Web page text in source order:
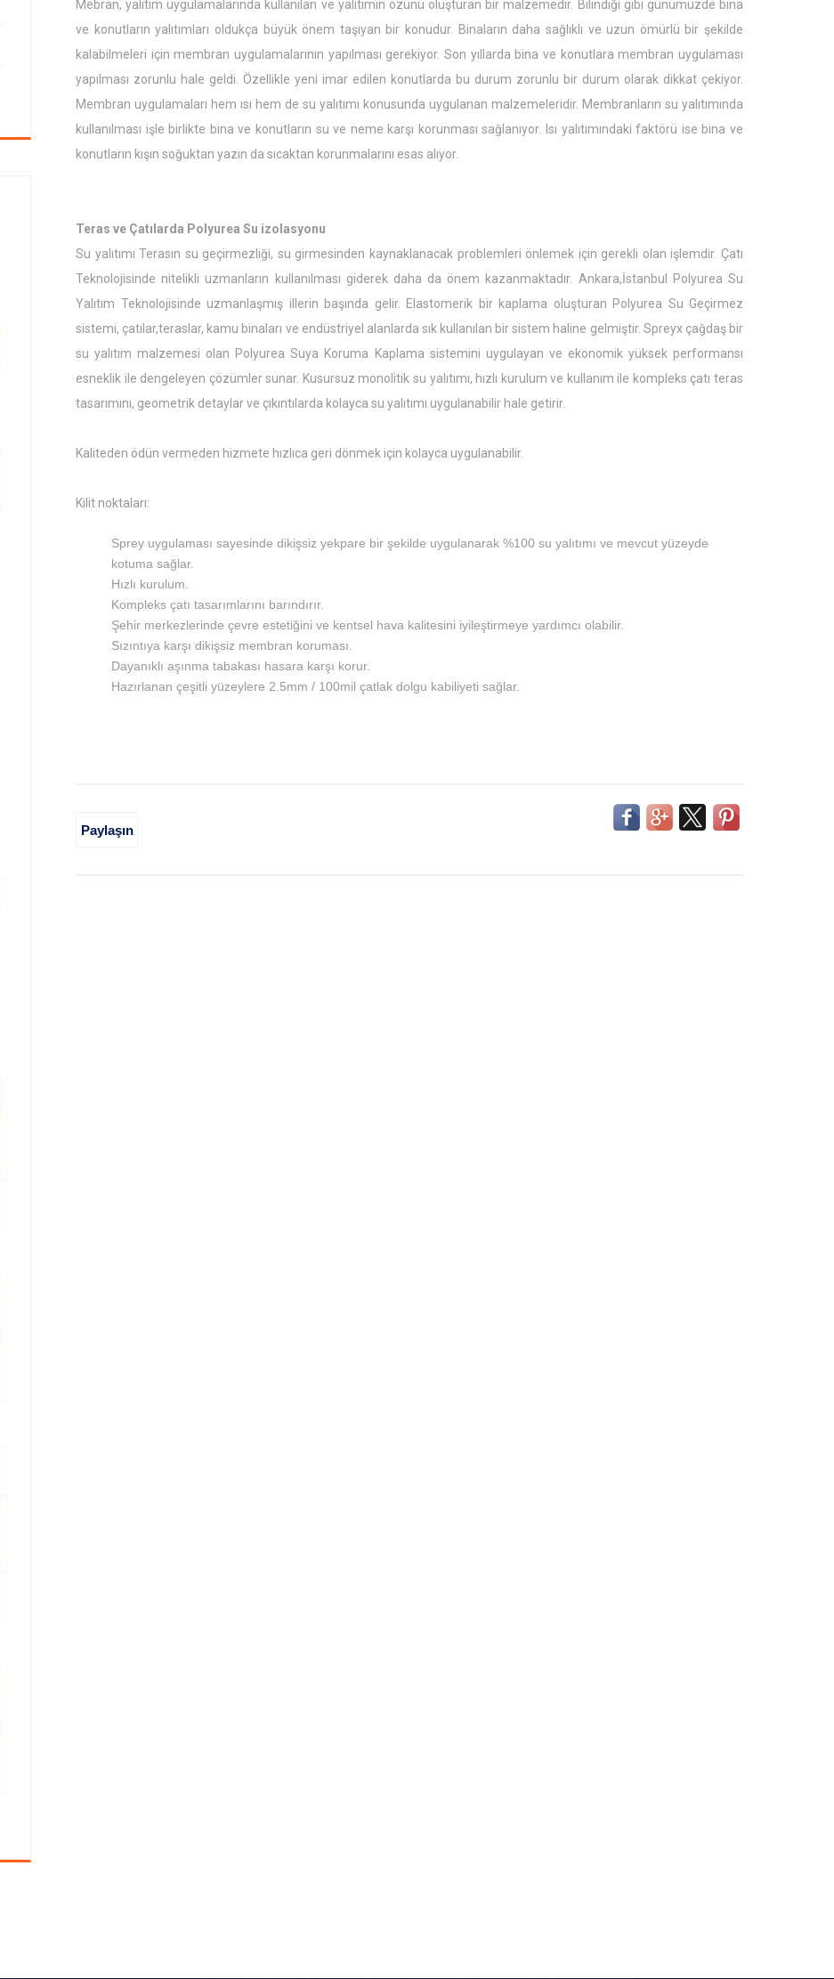
Mebran, yalıtım uygulamalarında kullanılan ve yalıtımın özünü oluşturan bir malzemedir. Bilindiği gibi günümüzde bina
ve konutların yalıtımları oldukça büyük önem taşıyan bir konudur. Binaların daha sağlıklı ve uzun ömürlü bir şekilde
kalabilmeleri için membran uygulamalarının yapılması gerekiyor. Son yıllarda bina ve konutlara membran uygulaması
yapılması zorunlu hale geldi. Özellikle yeni imar edilen konutlarda bu durum zorunlu bir durum olarak dikkat çekiyor.
Membran uygulamaları hem ısı hem de su yalıtımı konusunda uygulanan malzemeleridir. Membranların su yalıtımında
kullanılması işle birlikte bina ve konutların su ve neme karşı korunması sağlanıyor. Isı yalıtımındaki faktörü ise bina ve
konutların kışın soğuktan yazın da sıcaktan korunmalarını esas alıyor.
Teras ve Çatılarda Polyurea Su izolasyonu
Su yalıtımı Terasın su geçirmezliği, su girmesinden kaynaklanacak problemleri önlemek için gerekli olan işlemdir. Çatı
Teknolojisinde nitelikli uzmanların kullanılması giderek daha da önem kazanmaktadır. Ankara,İstanbul Polyurea Su
Yalıtım Teknolojisinde uzmanlaşmış illerin başında gelir. Elastomerik bir kaplama oluşturan Polyurea Su Geçirmez
sistemi, çatılar,teraslar, kamu binaları ve endüstriyel alanlarda sık kullanılan bir sistem haline gelmiştir. Spreyx çağdaş bir
su yalıtım malzemesi olan Polyurea Suya Koruma Kaplama sistemini uygulayan ve ekonomik yüksek performansı
esneklik ile dengeleyen çözümler sunar. Kusursuz monolitik su yalıtımı, hızlı kurulum ve kullanım ile kompleks çatı teras
tasarımını, geometrik detaylar ve çıkıntılarda kolayca su yalıtımı uygulanabilir hale getirir.
Kaliteden ödün vermeden hizmete hızlıca geri dönmek için kolayca uygulanabilir.
Kilit noktaları:
Sprey uygulaması sayesinde dikişsiz yekpare bir şekilde uygulanarak %100 su yalıtımı ve mevcut yüzeyde
kotuma sağlar.
Hızlı kurulum.
Kompleks çatı tasarımlarını barındırır.
Şehir merkezlerinde çevre estetiğini ve kentsel hava kalitesini iyileştirmeye yardımcı olabilir.
Sızıntıya karşı dikişsiz membran koruması.
Dayanıklı aşınma tabakası hasara karşı korur.
Hazırlanan çeşitli yüzeylere 2.5mm / 100mil çatlak dolgu kabiliyeti sağlar.
Paylaşın